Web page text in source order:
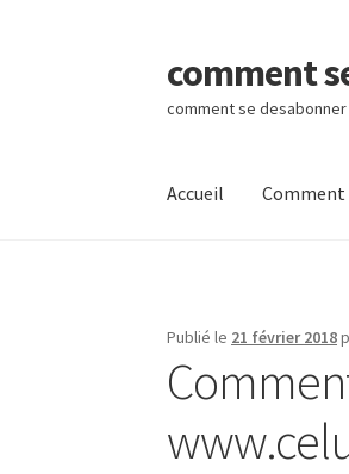
Aller
à
la
Aller
au
contenu
comment
comment se desabonner
Accueil Comment
Publié le 21 février 2018